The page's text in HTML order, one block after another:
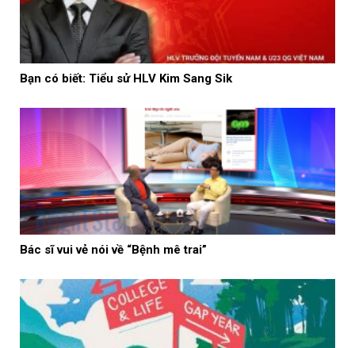
Bạn có biết: Tiểu sử HLV Kim Sang Sik
Bác sĩ vui vẻ nói về “Bệnh mê trai”